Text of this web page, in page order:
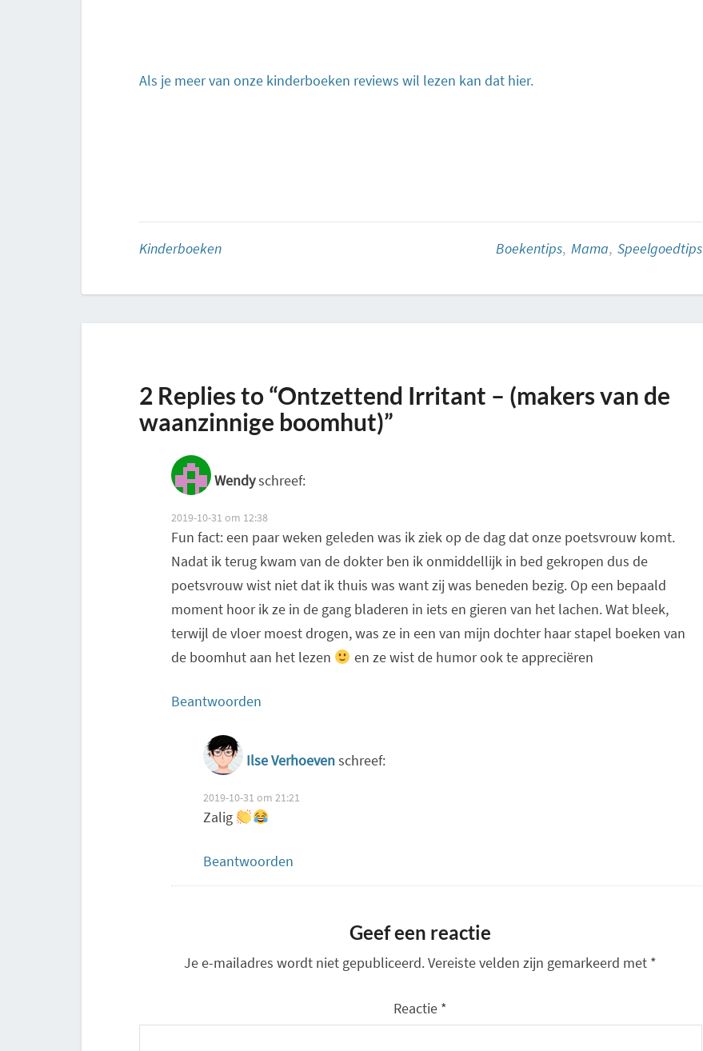
Als je meer van onze kinderboeken reviews wil lezen kan dat hier.
Kinderboeken Boekentips, Mama, Speelgoedtips
2 Replies to “Ontzettend Irritant – (makers van de
waanzinnige boomhut)”
Wendyschreef:
2019-10-31 om 12:38
Fun fact: een paar weken geleden was ik ziek op de dag dat onze poetsvrouw komt.
Nadat ik terug kwam van de dokter ben ik onmiddellijk in bed gekropen dus de
poetsvrouw wist niet dat ik thuis was want zij was beneden bezig. Op een bepaald
moment hoor ik ze in de gang bladeren in iets en gieren van het lachen. Wat bleek,
terwijl de vloer moest drogen, was ze in een van mijn dochter haar stapel boeken van
de boomhut aan het lezen
en ze wist de humor ook te appreciëren
Beantwoorden
Ilse Verhoevenschreef:
2019-10-31 om 21:21
Zalig
Beantwoorden
Geef een reactie
Je e-mailadres wordt niet gepubliceerd.Vereiste velden zijn gemarkeerd met *
Reactie *